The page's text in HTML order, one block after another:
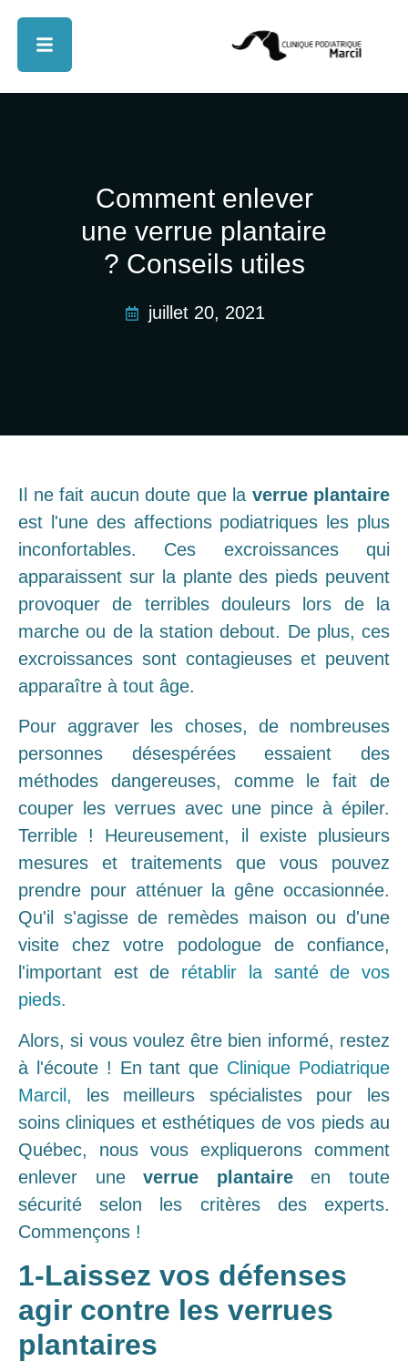
Comment enlever
une verrue plantaire
? Conseils utiles
juillet 20, 2021
Il ne fait aucun doute que la verrue plantaire
est l'une des affections podiatriques les plus
inconfortables. Ces excroissances qui
apparaissent sur la plante des pieds peuvent
provoquer de terribles douleurs lors de la
marche ou de la station debout. De plus, ces
excroissances sont contagieuses et peuvent
apparaître à tout âge.
Pour aggraver les choses, de nombreuses
personnes désespérées essaient des
méthodes dangereuses, comme le fait de
couper les verrues avec une pince à épiler.
Terrible ! Heureusement, il existe plusieurs
mesures et traitements que vous pouvez
prendre pour atténuer la gêne occasionnée.
Qu'il s'agisse de remèdes maison ou d'une
visite chez votre podologue de confiance,
l'important est de rétablir la santé de vos
pieds.
Alors, si vous voulez être bien informé, restez
à l'écoute ! En tant que Clinique Podiatrique
Marcil, les meilleurs spécialistes pour les
soins cliniques et esthétiques de vos pieds au
Québec, nous vous expliquerons comment
enlever uneverrue plantaireen toute
sécurité selon les critères des experts.
Commençons !
1-Laissez vos défenses
agir contre les verrues
plantaires